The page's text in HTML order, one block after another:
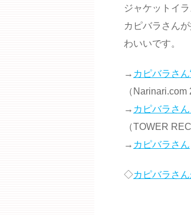
ジャケットイ
カピバラさん
わいいです。
→ カピバラさ
（Narinari.com
→ カピバラさ
（TOWER
→ カピバラさん
◇カピバラさ